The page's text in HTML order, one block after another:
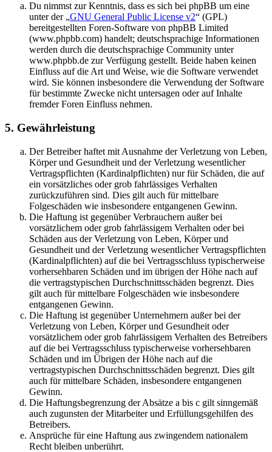
Du nimmst zur Kenntnis, dass es sich bei phpBB um eine
unter der „GNU General Public License v2“ (GPL)
bereitgestellten Foren-Software von phpBB Limited
(www.phpbb.com) handelt; deutschsprachige Informationen
werden durch die deutschsprachige Community unter
www.phpbb.de zur Verfügung gestellt. Beide haben keinen
Einfluss auf die Art und Weise, wie die Software verwendet
wird. Sie können insbesondere die Verwendung der Software
für bestimmte Zwecke nicht untersagen oder auf Inhalte
fremder Foren Einfluss nehmen.
5. Gewährleistung
Der Betreiber haftet mit Ausnahme der Verletzung von Leben,
Körper und Gesundheit und der Verletzung wesentlicher
Vertragspflichten (Kardinalpflichten) nur für Schäden, die auf
ein vorsätzliches oder grob fahrlässiges Verhalten
zurückzuführen sind. Dies gilt auch für mittelbare
Folgeschäden wie insbesondere entgangenen Gewinn.
Die Haftung ist gegenüber Verbrauchern außer bei
vorsätzlichem oder grob fahrlässigem Verhalten oder bei
Schäden aus der Verletzung von Leben, Körper und
Gesundheit und der Verletzung wesentlicher Vertragspflichten
(Kardinalpflichten) auf die bei Vertragsschluss typischerweise
vorhersehbaren Schäden und im übrigen der Höhe nach auf
die vertragstypischen Durchschnittsschäden begrenzt. Dies
gilt auch für mittelbare Folgeschäden wie insbesondere
entgangenen Gewinn.
Die Haftung ist gegenüber Unternehmern außer bei der
Verletzung von Leben, Körper und Gesundheit oder
vorsätzlichem oder grob fahrlässigem Verhalten des Betreibers
auf die bei Vertragsschluss typischerweise vorhersehbaren
Schäden und im Übrigen der Höhe nach auf die
vertragstypischen Durchschnittsschäden begrenzt. Dies gilt
auch für mittelbare Schäden, insbesondere entgangenen
Gewinn.
Die Haftungsbegrenzung der Absätze a bis c gilt sinngemäß
auch zugunsten der Mitarbeiter und Erfüllungsgehilfen des
Betreibers.
Ansprüche für eine Haftung aus zwingendem nationalem
Recht bleiben unberührt.